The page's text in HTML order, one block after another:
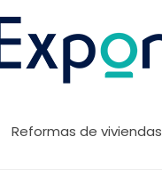
Reformas de viviendas